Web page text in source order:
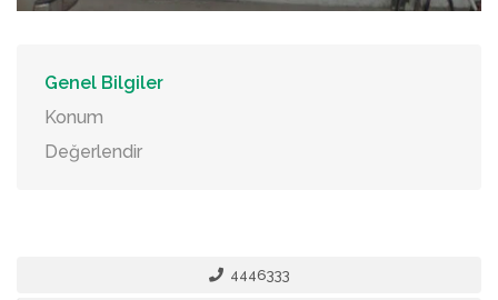
Genel Bilgiler
Konum
Değerlendir
4446333